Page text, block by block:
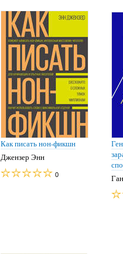
Как писать нон-фикшн
Джензер Энн
0